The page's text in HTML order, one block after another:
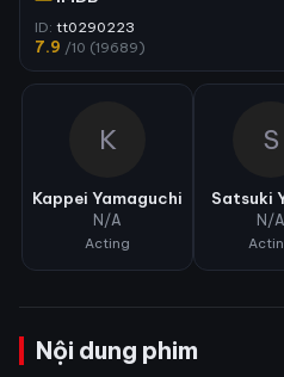
ID: tt0290223
7.9 /10 (19689)
K
Kappei Yamaguchi
N/A
Acting
S
Satsuki
N/A
Nội dung phim